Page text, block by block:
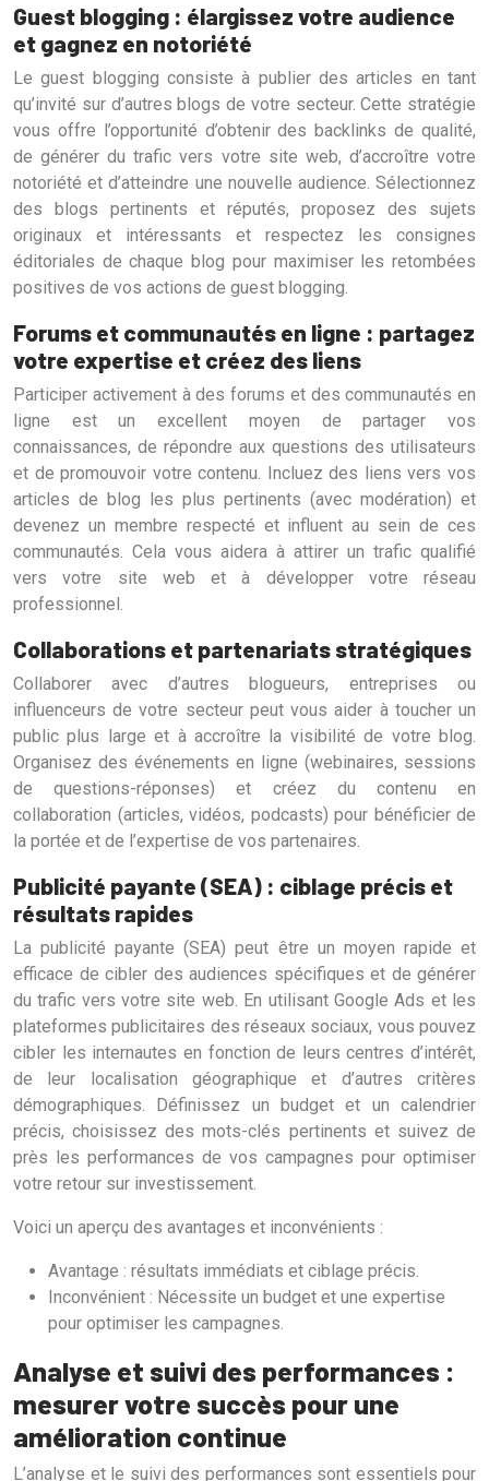
Guest blogging : élargissez votre audience
et gagnez en notoriété
Le guest blogging consiste à publier des articles en tant
qu’invité sur d’autres blogs de votre secteur. Cette stratégie
vous offre l’opportunité d’obtenir des backlinks de qualité,
de générer du trafic vers votre site web, d’accroître votre
notoriété et d’atteindre une nouvelle audience. Sélectionnez
des blogs pertinents et réputés, proposez des sujets
originaux et intéressants et respectez les consignes
éditoriales de chaque blog pour maximiser les retombées
positives de vos actions de guest blogging.
Forums et communautés en ligne : partagez
votre expertise et créez des liens
Participer activement à des forums et des communautés en
ligne est un excellent moyen de partager vos
connaissances, de répondre aux questions des utilisateurs
et de promouvoir votre contenu. Incluez des liens vers vos
articles de blog les plus pertinents (avec modération) et
devenez un membre respecté et influent au sein de ces
communautés. Cela vous aidera à attirer un trafic qualifié
vers votre site web et à développer votre réseau
professionnel.
Collaborations et partenariats stratégiques
Collaborer avec d’autres blogueurs, entreprises ou
influenceurs de votre secteur peut vous aider à toucher un
public plus large et à accroître la visibilité de votre blog.
Organisez des événements en ligne (webinaires, sessions
de questions-réponses) et créez du contenu en
collaboration (articles, vidéos, podcasts) pour bénéficier de
la portée et de l’expertise de vos partenaires.
Publicité payante (SEA) : ciblage précis et
résultats rapides
La publicité payante (SEA) peut être un moyen rapide et
efficace de cibler des audiences spécifiques et de générer
du trafic vers votre site web. En utilisant Google Ads et les
plateformes publicitaires des réseaux sociaux, vous pouvez
cibler les internautes en fonction de leurs centres d’intérêt,
de leur localisation géographique et d’autres critères
démographiques. Définissez un budget et un calendrier
précis, choisissez des mots-clés pertinents et suivez de
près les performances de vos campagnes pour optimiser
votre retour sur investissement.
Voici un aperçu des avantages et inconvénients :
Avantage : résultats immédiats et ciblage précis.
Inconvénient : Nécessite un budget et une expertise
pour optimiser les campagnes.
Analyse et suivi des performances :
mesurer votre succès pour une
amélioration continue
L’analyse et le suivi des performances sont essentiels pour